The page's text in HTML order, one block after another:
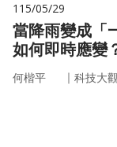
115/05/29
當降雨變成「
如何即時應變
何楷平 ｜ 科技大